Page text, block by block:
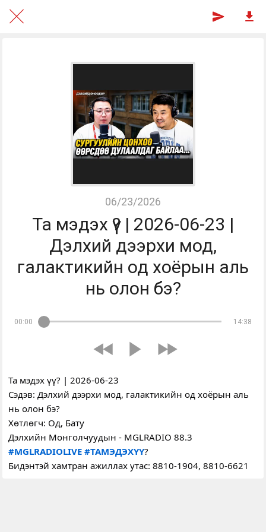
06/23/2026
Та мэдэх үү? | 2026-06-23 |
Дэлхий дээрхи мод,
галактикийн од хоёрын аль
нь олон бэ?
00:00 14:38
Та мэдэх үү? | 2026-06-23
Сэдэв: Дэлхий дээрхи мод, галактикийн од хоёрын аль
нь олон бэ?
Хөтлөгч: Од, Бату
Дэлхийн Монголчуудын - MGLRADIO 88.3
#MGLRADIOLIVE #ТАМЭДЭХҮҮ?
Бидэнтэй хамтран ажиллах утас: 8810-1904, 8810-6621